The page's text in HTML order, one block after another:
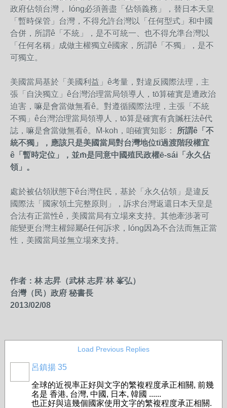
政府佔領台灣， lóng必須善盡「佔領義務」，替日本天皇
「暫時保管」台灣，不得允許台灣以「任何型式」和中國
合併，所謂ê「不統」，是不可統一、也不得允準台灣以
「任何名稱」成做主權獨立ê國家，所謂ê「不獨」，是不
可獨立。
美國當局基於「美國利益」ê考量，對違反國際法理，主
張「自決獨立」ê台灣治理當局領導人，tō算確實是遭政治
迫害，嘛是會當做無看ê。對遵循國際法理，主張「不統
不獨」ê台灣治理當局領導人，tō算是確實有貪贓枉法ê代
誌，嘛是會當做無看ê。M̄-koh，咱確實知影：
所謂ê 「不
統不獨」，應該只是美國當局對台灣地位tī過渡階段權宜
ê 「暫時定位」， 並m̄是同意中國殖民政權ē-sái 「永久佔
領」。
處於被佔領狀態下ê台灣住民，基於「永久佔領」是違反
國際法「國家領土完整原則」，訴求台灣返還日本天皇是
合法有正當性ê，美國當局有立場來支持。其他牽涉著可
能變更台灣主權歸屬ê任何訴求，lóng因為不合法而無正當
性，美國當局並無立場來支持。
作者：林 志昇（武林 志昇˙林 峯弘）
台灣（民）政府 秘書長
2013/02/08
Load Previous Replies
呂鎮揚 35
全球的近視率正好與文字的繁複程度承正相關, 前幾
名是 香港, 台灣, 中國, 日本, 韓國 ......
也正好與這幾個國家使用文字的繁複程度承正相關.